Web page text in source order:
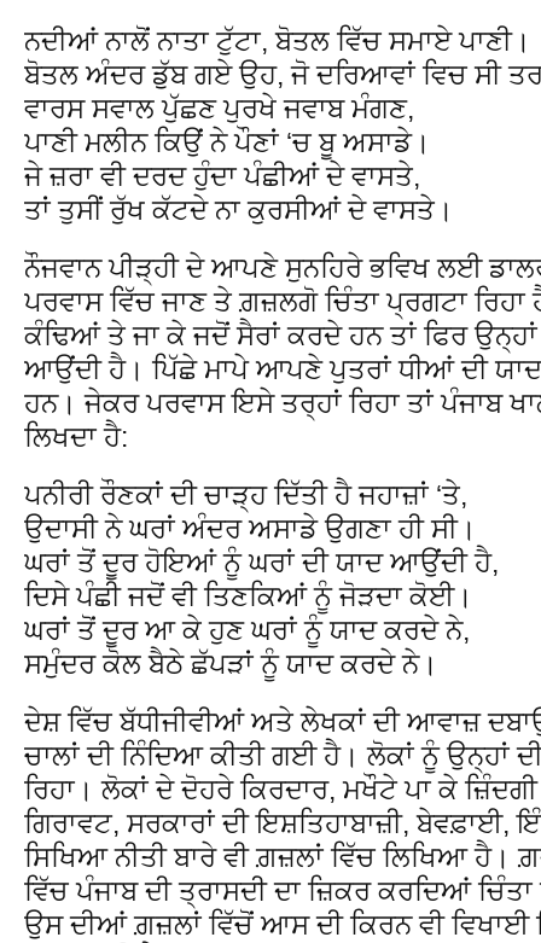
ਨਦੀਆਂ ਨਾਲੋਂ ਨਾਤਾ ਟੁੱਟਾ, ਬੋਤਲ ਵਿੱਚ ਸਮਾਏ ਪਾਣੀ।
ਬੋਤਲ ਅੰਦਰ ਡੁੱਬ ਗਏ ਉਹ, ਜੋ ਦਰਿਆਵਾਂ ਵਿਚ ਸੀ
ਵਾਰਸ ਸਵਾਲ ਪੁੱਛਣ ਪੁਰਖੇ ਜਵਾਬ ਮੰਗਣ,
ਪਾਣੀ ਮਲੀਨ ਕਿਉਂ ਨੇ ਪੌਣਾਂ ‘ਚ ਬੂ ਅਸਾਡੇ।
ਜੇ ਜ਼ਰਾ ਵੀ ਦਰਦ ਹੁੰਦਾ ਪੰਛੀਆਂ ਦੇ ਵਾਸਤੇ,
ਤਾਂ ਤੁਸੀਂ ਰੁੱਖ ਕੱਟਦੇ ਨਾ ਕੁਰਸੀਆਂ ਦੇ ਵਾਸਤੇ।
ਨੌਜਵਾਨ ਪੀੜ੍ਹੀ ਦੇ ਆਪਣੇ ਸੁਨਹਿਰੇ ਭਵਿਖ ਲਈ
ਪਰਵਾਸ ਵਿੱਚ ਜਾਣ ਤੇ ਗ਼ਜ਼ਲਗੋ ਚਿੰਤਾ ਪ੍ਰਗਟਾ
ਕੰਢਿਆਂ ਤੇ ਜਾ ਕੇ ਜਦੋਂ ਸੈਰਾਂ ਕਰਦੇ ਹਨ ਤਾਂ ਫਿਰ
ਆਉਂਦੀ ਹੈ। ਪਿੱਛੇ ਮਾਪੇ ਆਪਣੇ ਪੁਤਰਾਂ ਧੀਆਂ ਦੀ
ਹਨ। ਜੇਕਰ ਪਰਵਾਸ ਇਸੇ ਤਰ੍ਹਾਂ ਰਿਹਾ ਤਾਂ ਪੰਜਾਬ
ਲਿਖਦਾ ਹੈ:
ਪਨੀਰੀ ਰੌਣਕਾਂ ਦੀ ਚਾੜ੍ਹ ਦਿੱਤੀ ਹੈ ਜਹਾਜ਼ਾਂ ‘ਤੇ,
ਉਦਾਸੀ ਨੇ ਘਰਾਂ ਅੰਦਰ ਅਸਾਡੇ ਉਗਣਾ ਹੀ ਸੀ।
ਘਰਾਂ ਤੋਂ ਦੂਰ ਹੋਇਆਂ ਨੂੰ ਘਰਾਂ ਦੀ ਯਾਦ ਆਉਂਦੀ ਹੈ,
ਦਿਸੇ ਪੰਛੀ ਜਦੋਂ ਵੀ ਤਿਣਕਿਆਂ ਨੂੰ ਜੋੜਦਾ ਕੋਈ।
ਘਰਾਂ ਤੋਂ ਦੂਰ ਆ ਕੇ ਹੁਣ ਘਰਾਂ ਨੂੰ ਯਾਦ ਕਰਦੇ ਨੇ,
ਸਮੁੰਦਰ ਕੋਲ ਬੈਠੇ ਛੱਪੜਾਂ ਨੂੰ ਯਾਦ ਕਰਦੇ ਨੇ।
ਦੇਸ਼ ਵਿੱਚ ਬੱਧੀਜੀਵੀਆਂ ਅਤੇ ਲੇਖਕਾਂ ਦੀ ਆਵਾਜ਼
ਚਾਲਾਂ ਦੀ ਨਿੰਦਿਆ ਕੀਤੀ ਗਈ ਹੈ। ਲੋਕਾਂ ਨੂੰ ਉਨ੍ਹਾਂ
ਰਿਹਾ। ਲੋਕਾਂ ਦੇ ਦੋਹਰੇ ਕਿਰਦਾਰ, ਮਖੌਟੇ ਪਾ ਕੇ
ਗਿਰਾਵਟ, ਸਰਕਾਰਾਂ ਦੀ ਇਸ਼ਤਿਹਾਬਾਜ਼ੀ,
ਸਿਖਿਆ ਨੀਤੀ ਬਾਰੇ ਵੀ ਗ਼ਜ਼ਲਾਂ ਵਿੱਚ ਲਿਖਿਆ
ਵਿੱਚ ਪੰਜਾਬ ਦੀ ਤ੍ਰਾਸਦੀ ਦਾ ਜ਼ਿਕਰ ਕਰਦਿਆਂ
ਉਸ ਦੀਆਂ ਗ਼ਜ਼ਲਾਂ ਵਿੱਚੋਂ ਆਸ ਦੀ ਕਿਰਨ ਵੀ ਵਿਖਾਈ